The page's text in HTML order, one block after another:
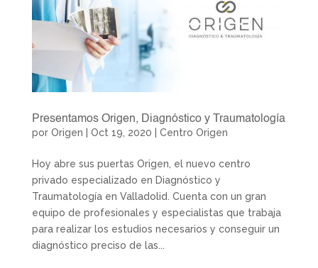
Presentamos Origen, Diagnóstico y Traumatología
por Origen Oct 19, 2020 Centro Origen
Hoy abre sus puertas Origen, el nuevo centro
privado especializado en Diagnóstico y
Traumatología en Valladolid. Cuenta con un gran
equipo de profesionales y especialistas que trabaja
para realizar los estudios necesarios y conseguir un
diagnóstico preciso de las...